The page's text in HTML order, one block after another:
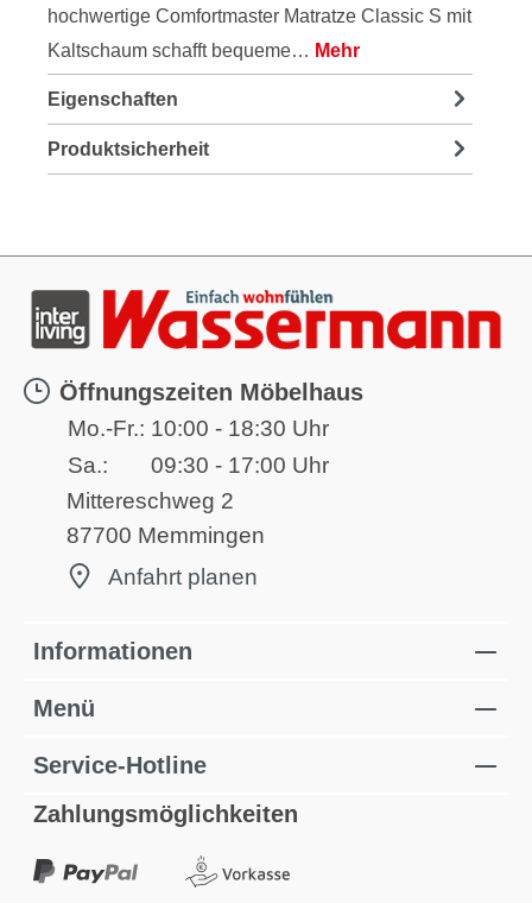
hochwertige Comfortmaster Matratze Classic S mit
Kaltschaum schafft bequeme… Mehr
Eigenschaften
Produktsicherheit
Öffnungszeiten Möbelhaus
Mo.-Fr.: 10:00 - 18:30 Uhr
Sa.:
09:30 - 17:00 Uhr
Mittereschweg 2
87700 Memmingen
Anfahrt planen
Informationen
Menü
Service-Hotline
Zahlungsmöglichkeiten